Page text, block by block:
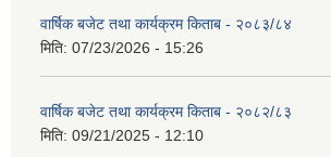
वार्षिक बजेट तथा कार्यक्रम किताब - २०८३/८४
मिति: 07/23/2026 - 15:26
वार्षिक बजेट तथा कार्यक्रम किताब - २०८२/८३
मिति: 09/21/2025 - 12:10